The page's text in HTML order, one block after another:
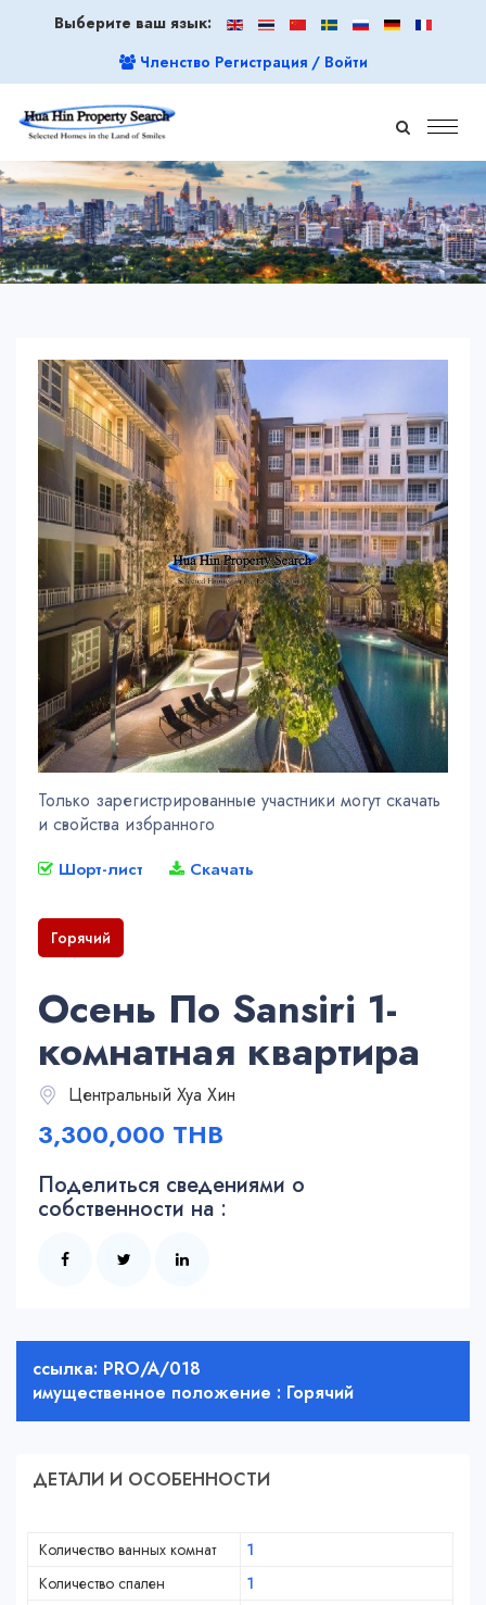
Выберите ваш язык:
Членство Регистрация / Войти
Только зарегистрированные участники могут скачать
и свойства избранного
Шорт-лист Скачать
Горячий
Осень По Sansiri 1-
комнатная квартира
Центральный Хуа Хин
3,300,000 THB
Поделиться сведениями о
собственности на :
ссылка: PRO/A/018
имущественное положение : Горячий
ДЕТАЛИ И ОСОБЕННОСТИ
Количество ванных комнат
1
Количество спален
1